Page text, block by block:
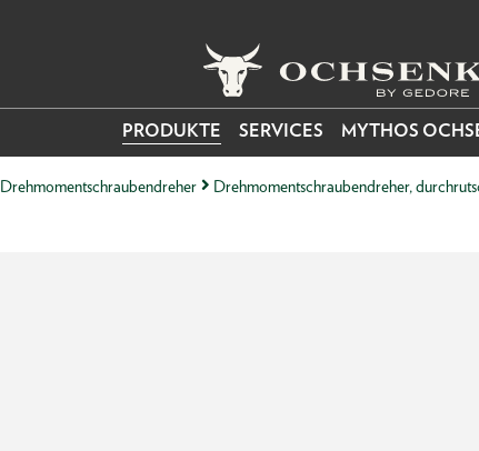
PRODUKTE SERVICES MYTHOS
Drehmomentschraubendreher Drehmomentschraubendreher,